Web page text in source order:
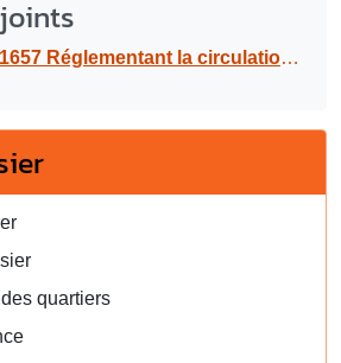
la rue ESNARD, à la rue du stade Roger ZAMI, à l’occasion du match concacaf (nation league), le mardi 19 novembre 2024
quartiers